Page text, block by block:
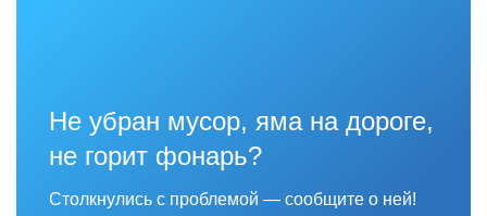
Не убран мусор, яма на дороге,
не горит фонарь?
Столкнулись с проблемой — сообщите о ней!